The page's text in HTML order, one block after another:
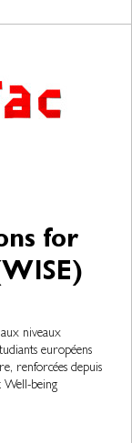
for
niveaux
européens
renforcées depuis
Well-being